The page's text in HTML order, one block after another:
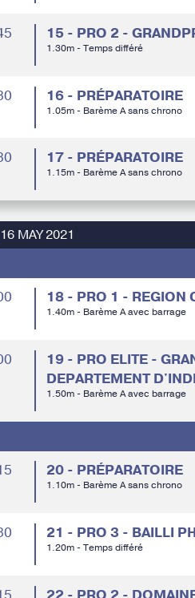
15 - PRO 2 -
1.30m - Temps différé
16 - PRÉPARATOIRE
1.05m - Barème A sans chrono
17 - PRÉPARATOIRE
1.15m - Barème A sans chrono
MAY 2021
18 - PRO 1 - REGION
1.40m - Barème A avec barrage
19 - PRO ELITE -
DEPARTEMENT
1.50m - Barème A avec barrage
20 - PRÉPARATOIRE
1.10m - Barème A sans chrono
21 - PRO 3 - BAILLI
1.20m - Temps différé